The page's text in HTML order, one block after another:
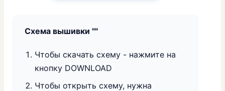
Схема вышивки ""
Чтобы скачать схему - нажмите на
кнопку DOWNLOAD
Чтобы открыть схему, нужна